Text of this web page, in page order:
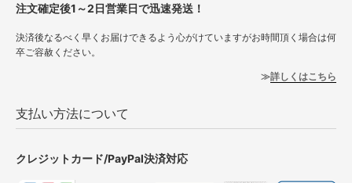
注文確定後1～2日営業日で迅速発送！
決済後なるべく早くお届けできるよう心がけていますがお時間頂く場合は何
卒ご容赦ください。
詳しくはこちら
支払い方法について
クレジットカード/PayPal決済対応